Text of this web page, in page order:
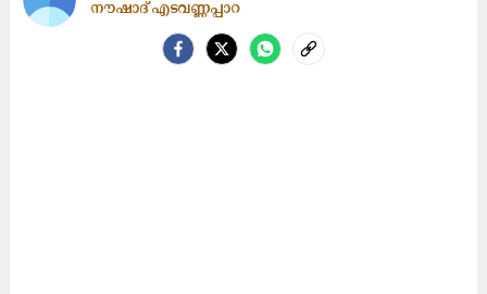
നൗഷാദ്​ എടവണ്ണപ്പാറ